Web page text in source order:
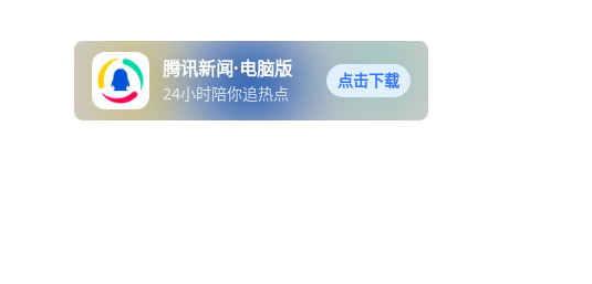
腾讯新闻·电脑版
24小时陪你追热点
点击下载